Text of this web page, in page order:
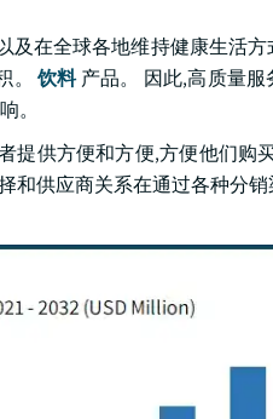
在全球各地维持健康生活方
。饮料产品。 因此,高质量服
。
提供方便和方便,方便他们购
和供应商关系在通过各种分